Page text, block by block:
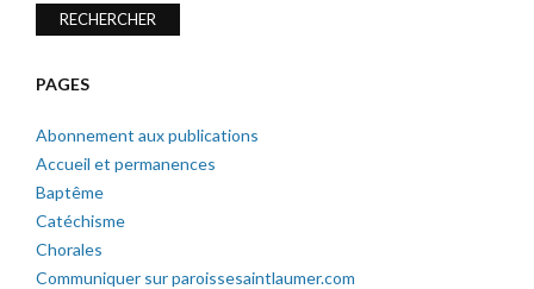
PAGES
Abonnement aux publications
Accueil et permanences
Baptême
Catéchisme
Chorales
Communiquer sur paroissesaintlaumer.com